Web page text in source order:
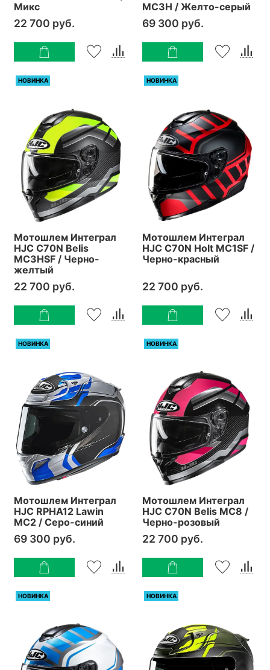
Микс
22 700 руб.
MC3H / Желто-серый
69 300 руб.
НОВИНКА
Мотошлем Интеграл
HJC C70N Belis
MC3HSF / Черно-
желтый
22 700 руб.
НОВИНКА
Мотошлем Интеграл
HJC C70N Holt MC1SF /
Черно-красный
22 700 руб.
НОВИНКА
Мотошлем Интеграл
HJC RPHA12 Lawin
MC2 / Серо-синий
69 300 руб.
НОВИНКА
Мотошлем Интеграл
HJC C70N Belis MC8 /
Черно-розовый
22 700 руб.
НОВИНКА НОВИНКА